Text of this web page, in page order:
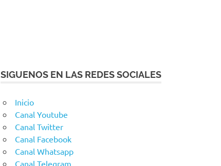
SIGUENOS EN LAS REDES SOCIALES
Inicio
Canal Youtube
Canal Twitter
Canal Facebook
Canal Whatsapp
Canal Telegram